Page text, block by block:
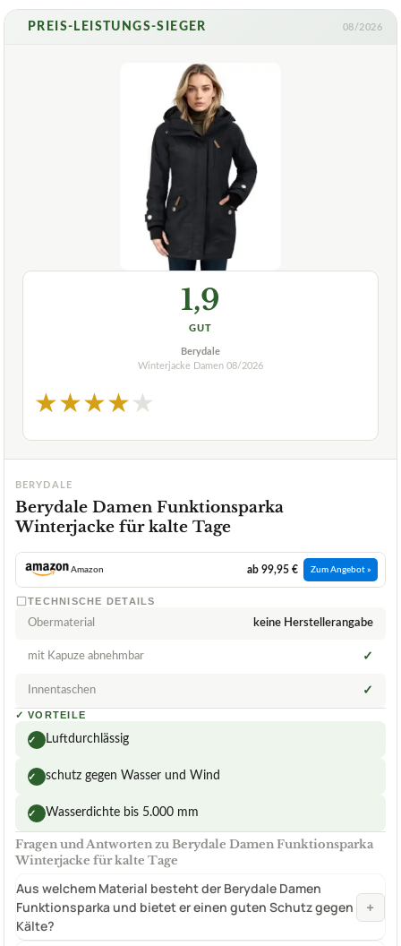
PREIS-LEISTUNGS-SIEGER 08/2026
1,9
GUT
Berydale
Winterjacke Damen 08/2026
★★★★★
BERYDALE
Berydale Damen Funktionsparka
Winterjacke für kalte Tage
Amazon ab 99,95 € Zum Angebot »
TECHNISCHE DETAILS
Obermaterial keine Herstellerangabe
mit Kapuze abnehmbar ✓
Innentaschen ✓
✓ VORTEILE
✓ Luftdurchlässig
✓ schutz gegen Wasser und Wind
✓ Wasserdichte bis 5.000 mm
Fragen und Antworten zu Berydale Damen Funktionsparka
Winterjacke für kalte Tage
Aus welchem Material besteht der Berydale Damen
Funktionsparka und bietet er einen guten Schutz gegen
Kälte?
+